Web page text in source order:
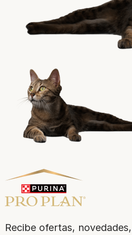
todas nuestras
¡No te lo pierdas, únete a
a disfrutar ya de
Recibe ofertas,
Purina